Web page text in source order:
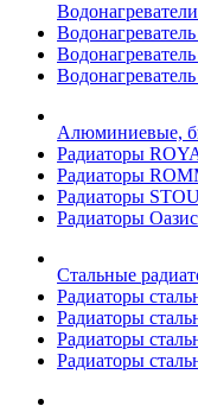
Алюминиевые,
Радиаторы
Радиаторы
Радиаторы
Радиаторы Оазис
Стальные
Радиаторы
Радиаторы
Радиаторы
Радиаторы